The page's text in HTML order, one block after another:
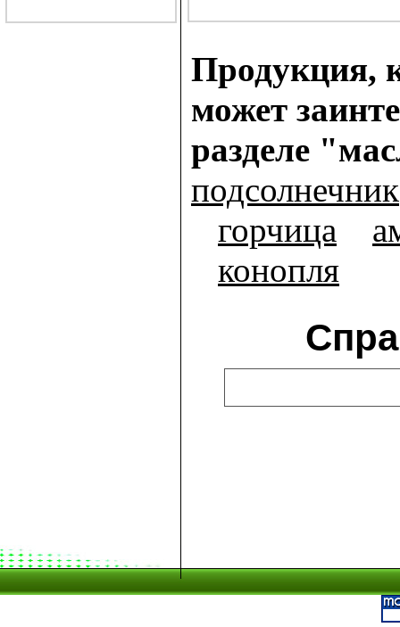
Продукция,
может
разделе
подсолнечник
горчица
конопля